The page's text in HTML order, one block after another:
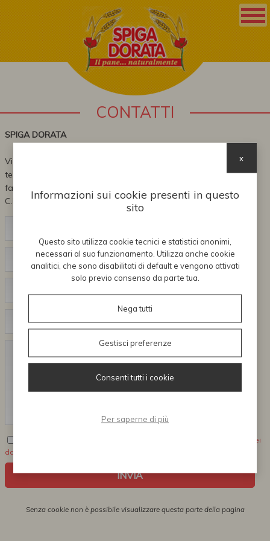
CONTATTI
SPIGA DORATA
Via villafontana, 22 Villafontana di Isola della Scala (VR)
tel: 045.73.35.024
fax: 045.66.32.077
C.F e P.IVA 03397000237
Dichiaro di avere letto e di accettare le condizioni sul trattamento dei
dati personali
Senza cookie non è possibile visualizzare questa parte della pagina
Informazioni sui cookie presenti in questo
sito
Questo sito utilizza cookie tecnici e statistici anonimi,
necessari al suo funzionamento. Utilizza anche cookie
analitici, che sono disabilitati di default e vengono attivati
solo previo consenso da parte tua.
Nega tutti
Gestisci preferenze
Consenti tutti i cookie
Per saperne di più
x